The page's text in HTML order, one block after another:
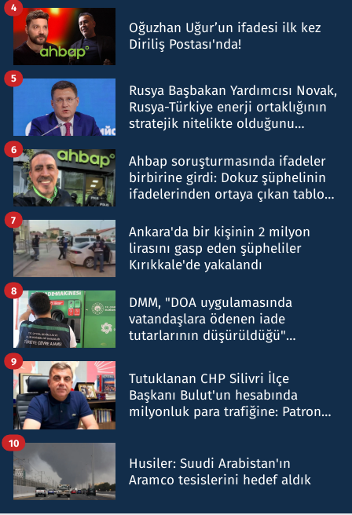
Oğuzhan Uğur’un ifadesi ilk kez
Diriliş Postası'nda!
4
Rusya Başbakan Yardımcısı Novak,
Rusya-Türkiye enerji ortaklığının
stratejik nitelikte olduğunu
5
Ahbap soruşturmasında ifadeler
birbirine girdi: Dokuz şüphelinin
ifadelerinden ortaya çıkan tablo
6
Ankara'da bir kişinin 2 milyon
lirasını gasp eden şüpheliler
Kırıkkale'de yakalandı
7
DMM, "DOA uygulamasında
vatandaşlara ödenen iade
tutarlarının düşürüldüğü"
8
Tutuklanan CHP Silivri İlçe
Başkanı Bulut'un hesabında
milyonluk para trafiğine: Patron
9
Husiler: Suudi Arabistan'ın
Aramco tesislerini hedef aldık
10